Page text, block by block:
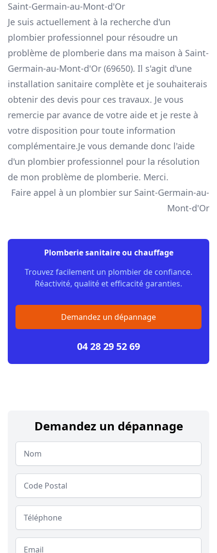
Saint-Germain-au-Mont-d'Or
Je suis actuellement à la recherche d'un
plombier professionnel pour résoudre un
problème de plomberie dans ma maison à Saint-
Germain-au-Mont-d'Or (69650). Il s'agit d'une
installation sanitaire complète et je souhaiterais
obtenir des devis pour ces travaux. Je vous
remercie par avance de votre aide et je reste à
votre disposition pour toute information
complémentaire.Je vous demande donc l'aide
d'un plombier professionnel pour la résolution
de mon problème de plomberie. Merci.
Faire appel à un plombier sur Saint-Germain-au-
Mont-d'Or
Plomberie sanitaire ou chauffage
Trouvez facilement un plombier de confiance.
Réactivité, qualité et efficacité garanties.
Demandez un dépannage
04 28 29 52 69
Demandez un dépannage
Nom
Code postal
Téléphone
Email